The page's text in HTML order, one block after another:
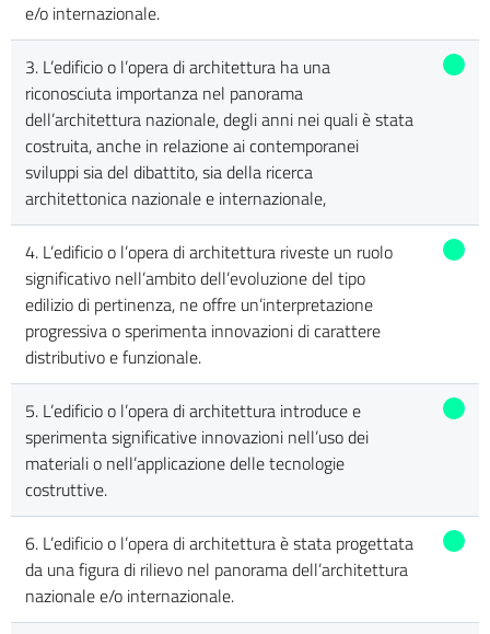
e/o internazionale.
3. L’edificio o l’opera di architettura ha una
riconosciuta importanza nel panorama
dell’architettura nazionale, degli anni nei quali è stata
costruita, anche in relazione ai contemporanei
sviluppi sia del dibattito, sia della ricerca
architettonica nazionale e internazionale,
4. L’edificio o l’opera di architettura riveste un ruolo
significativo nell’ambito dell’evoluzione del tipo
edilizio di pertinenza, ne offre un’interpretazione
progressiva o sperimenta innovazioni di carattere
distributivo e funzionale.
5. L’edificio o l’opera di architettura introduce e
sperimenta significative innovazioni nell’uso dei
materiali o nell’applicazione delle tecnologie
costruttive.
6. L’edificio o l’opera di architettura è stata progettata
da una figura di rilievo nel panorama dell’architettura
nazionale e/o internazionale.